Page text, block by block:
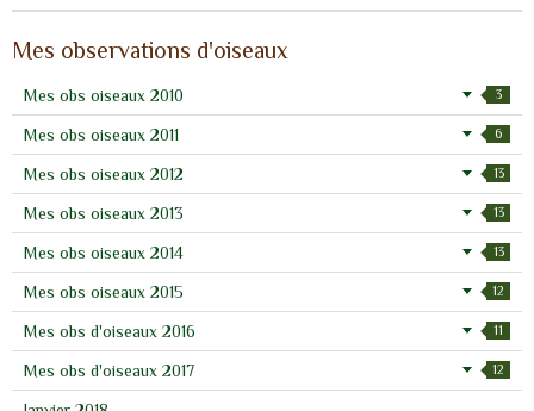
Mes observations d'oiseaux
Mes obs oiseaux 2010 3
Mes obs oiseaux 2011 6
Mes obs oiseaux 2012 13
Mes obs oiseaux 2013 13
Mes obs oiseaux 2014 13
Mes obs oiseaux 2015 12
Mes obs d'oiseaux 2016 11
Mes obs d'oiseaux 2017 12